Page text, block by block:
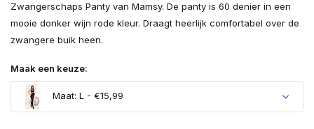
Zwangerschaps Panty van Mamsy. De panty is 60 denier in een
mooie donker wijn rode kleur. Draagt heerlijk comfortabel over de
zwangere buik heen.
Maak een keuze:
Maat: L - €15,99